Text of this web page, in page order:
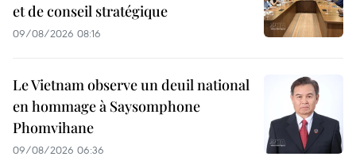
et de conseil stratégique
09/08/2026 08:16
Le Vietnam observe un deuil national
en hommage à Saysomphone
Phomvihane
09/08/2026 06:36